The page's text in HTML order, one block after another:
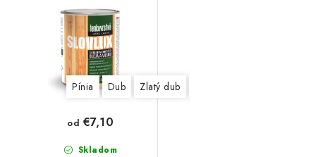
Pínia Dub Zlatý dub
Skladom
od €7,10